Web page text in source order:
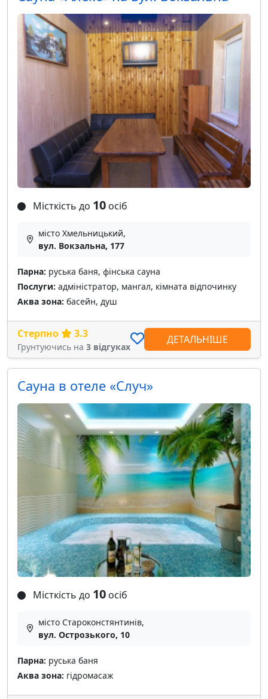
Місткість до 10 осіб
місто Хмельницький,
вул. Вокзальна, 177
Парна: руська баня, фінська сауна
Послуги: адміністратор, мангал, кімната відпочинку
Аква зона: басейн, душ
Стерпно 3.3
Грунтуючись на 3 відгуках
ДЕТАЛЬНІШЕ
Сауна в отеле «Случ»
Місткість до 10 осіб
місто Староконстянтинів,
вул. Острозького, 10
Парна: руська баня
Аква зона: гідромасаж